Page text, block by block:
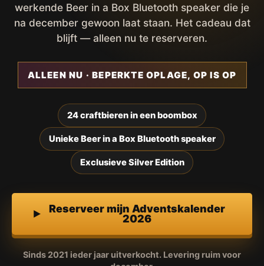
werkende Beer in a Box Bluetooth speaker die je
na december gewoon laat staan. Het cadeau dat
blijft — alleen nu te reserveren.
ALLEEN NU · BEPERKTE OPLAGE, OP IS OP
24 craftbieren in een boombox
Unieke Beer in a Box Bluetooth speaker
Exclusieve Silver Edition
Reserveer mijn Adventskalender
2026
Sinds 2021 ieder jaar uitverkocht. Levering ruim voor